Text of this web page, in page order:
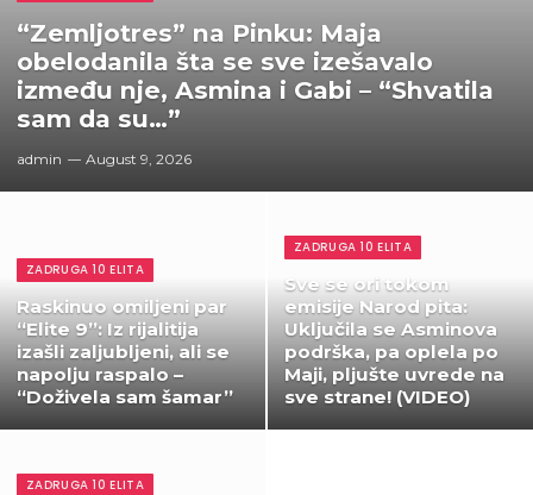
“Zemljotres” na Pinku: Maja
obelodanila šta se sve izešavalo
između nje, Asmina i Gabi – “Shvatila
sam da su…”
admin August 9, 2026
ZADRUGA 10 ELITA
Raskinuo omiljeni par
“Elite 9”: Iz rijalitija
izašli zaljubljeni, ali se
napolju raspalo –
“Doživela sam šamar”
ZADRUGA 10 ELITA
Sve se ori tokom
emisije Narod pita:
Uključila se Asminova
podrška, pa oplela po
Maji, pljušte uvrede na
sve strane! (VIDEO)
ZADRUGA 10 ELITA